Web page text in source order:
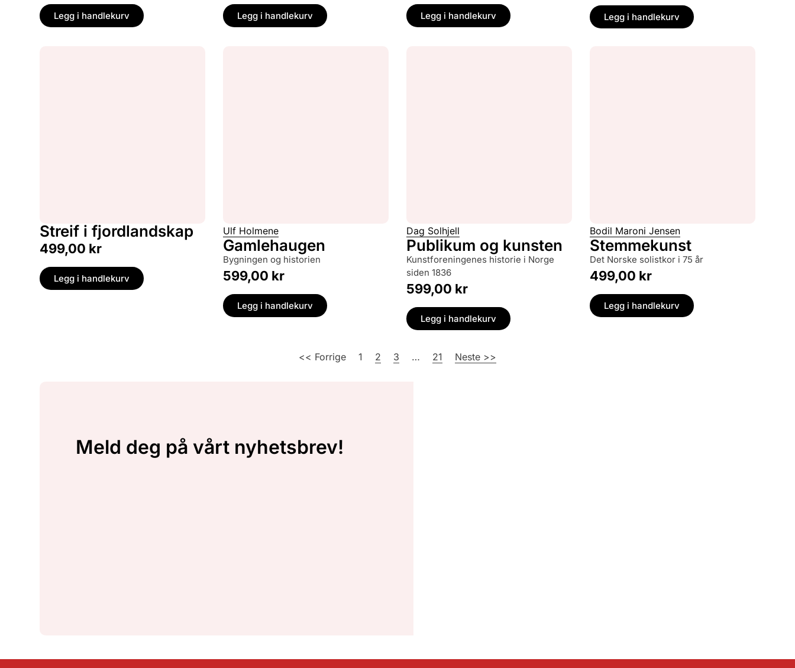
Legg i handlekurv Legg i handlekurv Legg i handlekurv Legg i handlekurv
Streif i fjordlandskap
499,00 kr
Legg i handlekurv
Ulf Holmene
Gamlehaugen
bygningen og historien
599,00 kr
Legg i handlekurv
Dag Solhjell
Publikum og kunsten
kunstforeningenes historie i Norge
siden 1836
599,00 kr
Legg i handlekurv
Bodil Maroni Jensen
Stemmekunst
Det Norske solistkor i 75 år
499,00 kr
Legg i handlekurv
<< Forrige 1 2 3 … 21 Neste >>
Meld deg på vårt nyhetsbrev!